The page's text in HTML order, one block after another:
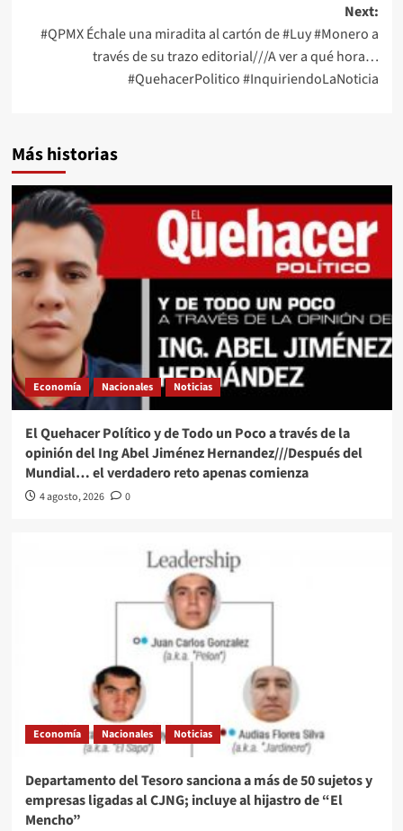
Next:
#QPMX Échale una miradita al cartón de #Luy #Monero a
través de su trazo editorial///A ver a qué hora…
#QuehacerPolitico #InquiriendoLaNoticia
Más historias
Economía Nacionales Noticias
El Quehacer Político y de Todo un Poco a través de la
opinión del Ing Abel Jiménez Hernandez///Después del
Mundial… el verdadero reto apenas comienza
4 agosto, 2026 0
Economía Nacionales Noticias
Departamento del Tesoro sanciona a más de 50 sujetos y
empresas ligadas al CJNG; incluye al hijastro de “El
Mencho”